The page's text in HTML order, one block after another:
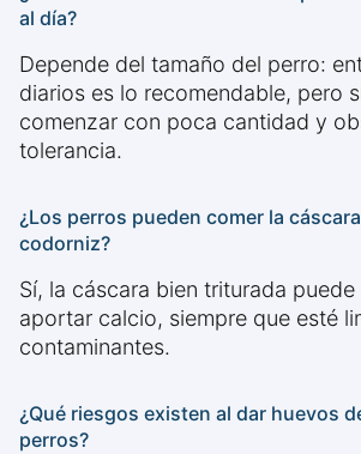
al día?
Depende del tamaño del perro:
diarios es lo recomendable, pero
comenzar con poca cantidad y
tolerancia.
¿Los perros pueden comer la
codorniz?
Sí, la cáscara bien triturada
aportar calcio, siempre que esté
contaminantes.
¿Qué riesgos existen al dar huevos
perros?